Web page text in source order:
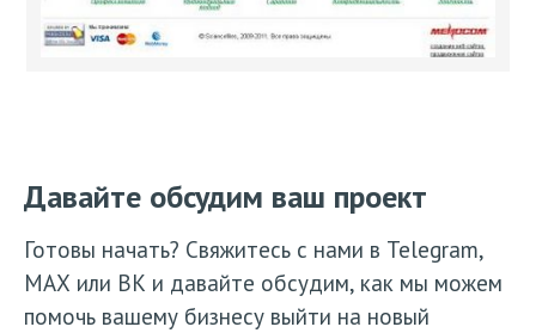
Давайте обсудим ваш проект
Готовы начать? Свяжитесь с нами в Telegram,
МАХ или ВК и давайте обсудим, как мы можем
помочь вашему бизнесу выйти на новый